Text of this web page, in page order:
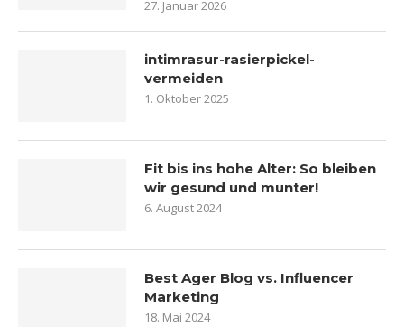
27. Januar 2026
intimrasur-rasierpickel-
vermeiden
1. Oktober 2025
Fit bis ins hohe Alter: So bleiben
wir gesund und munter!
6. August 2024
Best Ager Blog vs. Influencer
Marketing
18. Mai 2024